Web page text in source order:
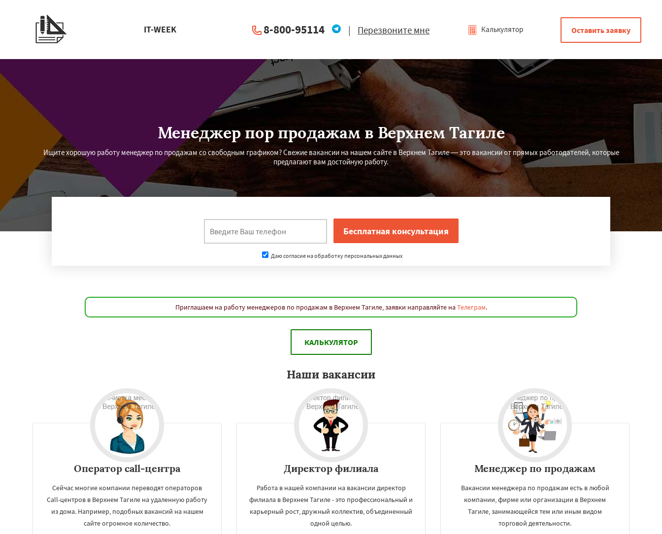
Верхняя Пышма
Верхняя Салда
Верхняя Тура
Волчанск
Дегтярск
IT-WEEK 8-800-95114 | Перезвоните мне Калькулятор Оставить заявку
Менеджер пор продажам в Верхнем Тагиле
Ищите хорошую работу менеджер по продажам со свободным графиком? Свежие вакансии на нашем сайте в Верхнем Тагиле — это вакансии от прямых работодателей, которые
предлагают вам достойную работу.
Даю согласие на обработку персональных данных
Приглашаем на работу менеджеров по продажам в Верхнем Тагиле, заявки направляйте на Телеграм.
КАЛЬКУЛЯТОР
Наши вакансии
Оператор call-центра
Сейчас многие компании переводят операторов
Call-центров в Верхнем Тагиле на удаленную работу
из дома. Например, подобных вакансий на нашем
сайте огромное количество.
Директор филиала
Работа в нашей компании на вакансии директор
филиала в Верхнем Тагиле - это профессиональный и
карьерный рост, дружный коллектив, объединенный
одной целью.
Менеджер по продажам
Вакансии менеджера по продажам есть в любой
компании, фирме или организации в Верхнем
Тагиле, занимающейся тем или иным видом
торговой деятельности.
УЗНАТЬ ПОДРОБНЕЕ